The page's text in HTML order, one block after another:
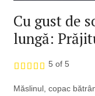
Cu gust de
lungă:
5 of 5
Măslinul, copac